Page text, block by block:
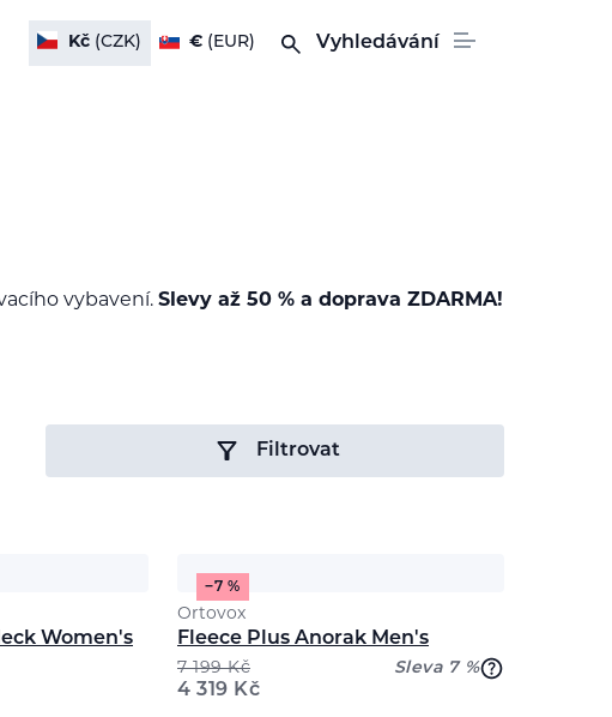
Kč(CZK) € (EUR) Vyhledávání
vybavení. Slevy až 50 % a doprava ZDARMA!
Filtrovat
Women's
−7 %
Ortovox
Fleece Plus Anorak Men's
7 199Kč Sleva 7 %
4 319 Kč